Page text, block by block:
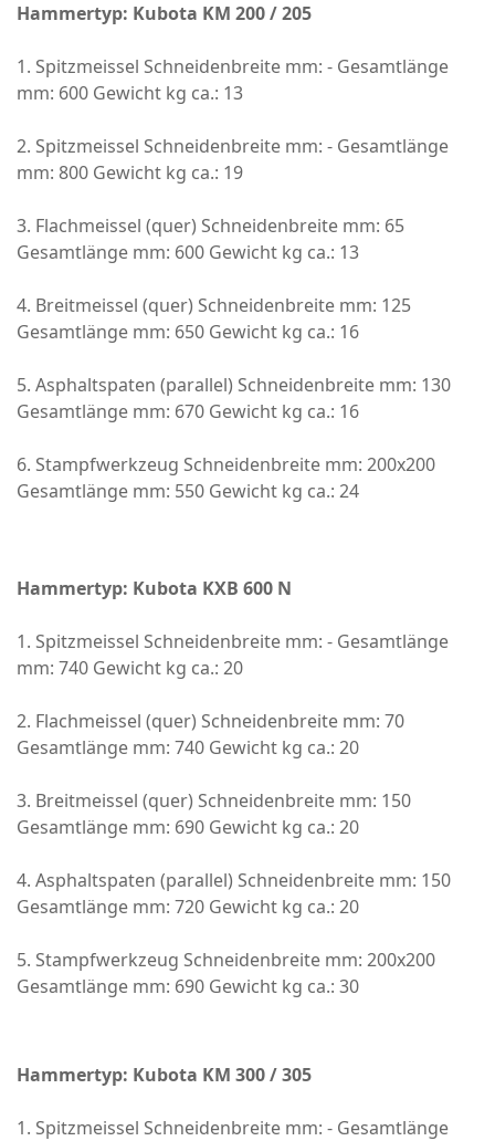
Hammertyp: Kubota KM 200 / 205
1. Spitzmeissel Schneidenbreite mm: - Gesamtlänge
mm: 600 Gewicht kg ca.: 13
2. Spitzmeissel Schneidenbreite mm: - Gesamtlänge
mm: 800 Gewicht kg ca.: 19
3. Flachmeissel (quer) Schneidenbreite mm: 65
Gesamtlänge mm: 600 Gewicht kg ca.: 13
4. Breitmeissel (quer) Schneidenbreite mm: 125
Gesamtlänge mm: 650 Gewicht kg ca.: 16
5. Asphaltspaten (parallel) Schneidenbreite mm: 130
Gesamtlänge mm: 670 Gewicht kg ca.: 16
6. Stampfwerkzeug Schneidenbreite mm: 200x200
Gesamtlänge mm: 550 Gewicht kg ca.: 24
Hammertyp: Kubota KXB 600 N
1. Spitzmeissel Schneidenbreite mm: - Gesamtlänge
mm: 740 Gewicht kg ca.: 20
2. Flachmeissel (quer) Schneidenbreite mm: 70
Gesamtlänge mm: 740 Gewicht kg ca.: 20
3. Breitmeissel (quer) Schneidenbreite mm: 150
Gesamtlänge mm: 690 Gewicht kg ca.: 20
4. Asphaltspaten (parallel) Schneidenbreite mm: 150
Gesamtlänge mm: 720 Gewicht kg ca.: 20
5. Stampfwerkzeug Schneidenbreite mm: 200x200
Gesamtlänge mm: 690 Gewicht kg ca.: 30
Hammertyp: Kubota KM 300 / 305
1. Spitzmeissel Schneidenbreite mm: - Gesamtlänge